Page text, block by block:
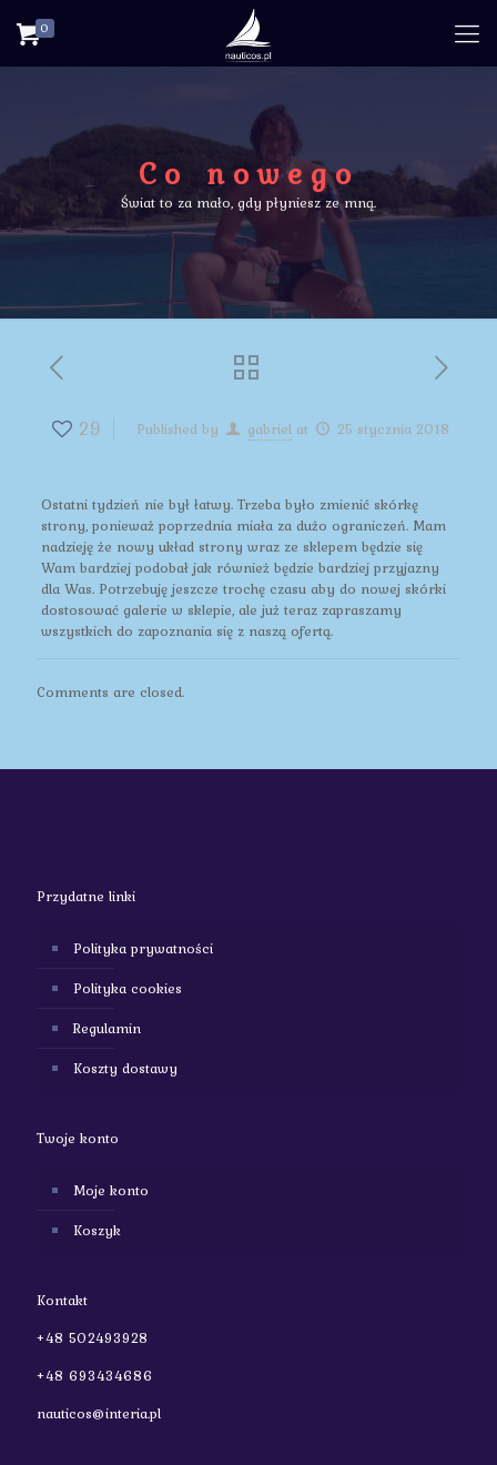
0
Co nowego
Świat to za mało, gdy płyniesz ze mną.
29 Published by gabriel at 25 stycznia 2018
Ostatni tydzień nie był łatwy. Trzeba było zmienić skórkę
strony, ponieważ poprzednia miała za dużo ograniczeń. Mam
nadzieję że nowy układ strony wraz ze sklepem będzie się
Wam bardziej podobał jak również będzie bardziej przyjazny
dla Was. Potrzebuję jeszcze trochę czasu aby do nowej skórki
dostosować galerie w sklepie, ale już teraz zapraszamy
wszystkich do zapoznania się z naszą ofertą.
Comments are closed.
Przydatne linki
Polityka prywatności
Polityka cookies
Regulamin
Koszty dostawy
Twoje konto
Moje konto
Koszyk
Kontakt
+48 502493928
+48 693434686
nauticos@interia.pl